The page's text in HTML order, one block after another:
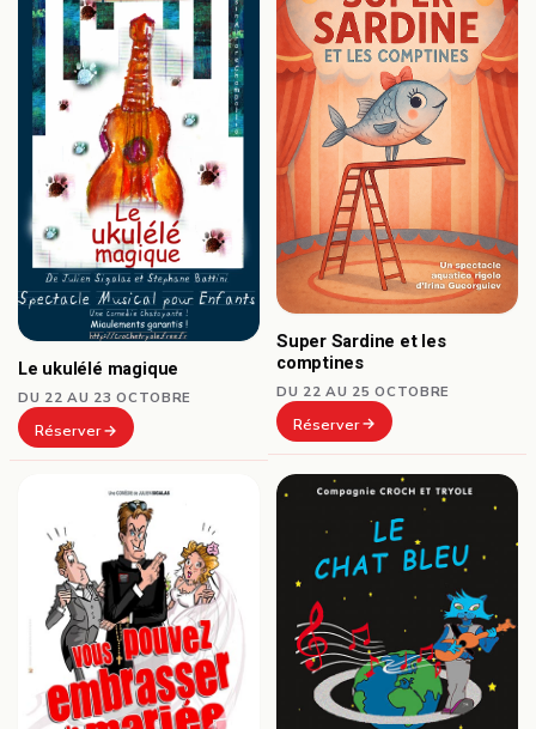
Le ukulélé magique
DU 22 AU 23 OCTOBRE
Réserver
Super Sardine et les
comptines
DU 22 AU 25 OCTOBRE
Réserver